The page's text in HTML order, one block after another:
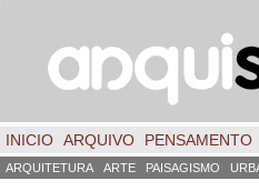
INICIO ARQUIVO PENSAMENTO
ARQUITETURA ARTE PAISAGISMO